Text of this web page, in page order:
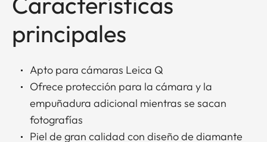
principales
Apto para cámaras Leica Q
Ofrece protección para la cámara y la
empuñadura adicional mientras se sacan
fotografías
Piel de gran calidad con diseño de diamante